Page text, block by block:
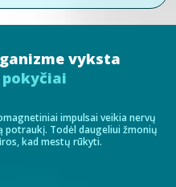
vyksta
impulsai veikia nervų
potraukį. Todėl daugeliui žmonių
kad mestų rūkyti.